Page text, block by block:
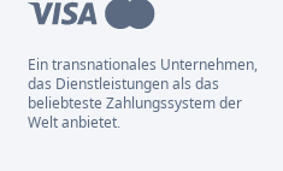
Ein transnationales Unternehmen,
das Dienstleistungen als das
beliebteste Zahlungssystem der
Welt anbietet.